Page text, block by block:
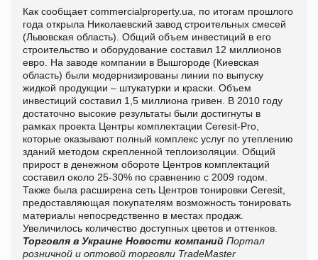
Как сообщает commercialproperty.ua, по итогам прошлого
года открыла Николаевский завод строительных смесей
(Львовская область). Общий объем инвестиций в его
строительство и оборудование составил 12 миллионов
евро. На заводе компании в Вышгороде (Киевская
область) были модернизированы линии по выпуску
жидкой продукции – штукатурки и краски. Объем
инвестиций составил 1,5 миллиона гривен. В 2010 году
достаточно высокие результаты были достигнуты в
рамках проекта Центры комплектации Ceresit-Pro,
которые оказывают полный комплекс услуг по утеплению
зданий методом скрепленной теплоизоляции. Общий
прирост в денежном обороте Центров комплектаций
составил около 25-30% по сравнению с 2009 годом.
Также была расширена сеть Центров тонировки Ceresit,
предоставляющая покупателям возможность тонировать
материалы непосредственно в местах продаж.
Увеличилось количество доступных цветов и оттенков.
Торговля в Украине Новости компаний Портал
розничной и оптовой торговли TradeMaster